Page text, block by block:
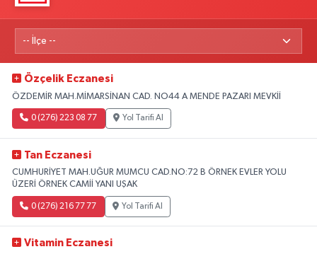
Özçelik Eczanesi
ÖZDEMİR MAH.MİMARSİNAN CAD. NO44 A MENDE PAZARI MEVKİİ
0 (276) 223 08 77 Yol Tarifi Al
Tan Eczanesi
CUMHURİYET MAH.UĞUR MUMCU CAD.NO:72 B ÖRNEK EVLER YOLU
ÜZERİ ÖRNEK CAMİİ YANI UŞAK
0 (276) 216 77 77 Yol Tarifi Al
Vitamin Eczanesi